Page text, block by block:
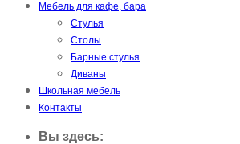
Мебель для кафе, бара
Стулья
Столы
Барные стулья
Диваны
Школьная мебель
Контакты
Вы здесь: